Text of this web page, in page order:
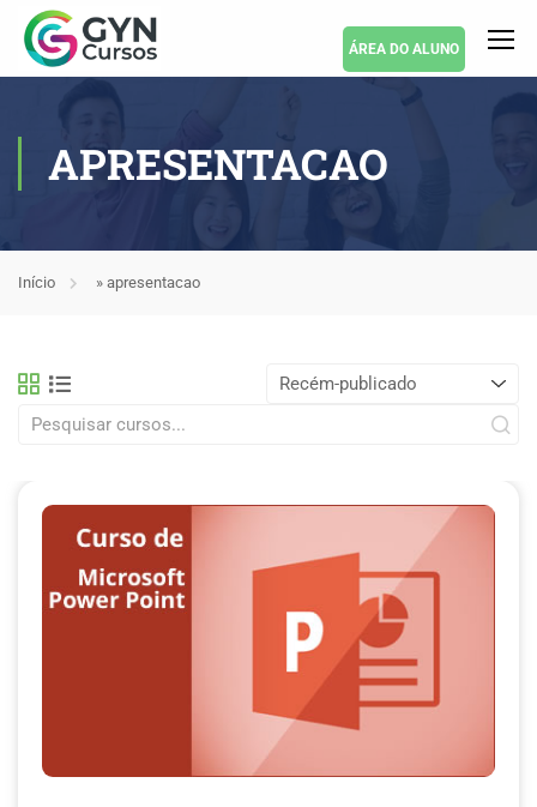
ÁREA DO ALUNO
APRESENTACAO
Início » apresentacao